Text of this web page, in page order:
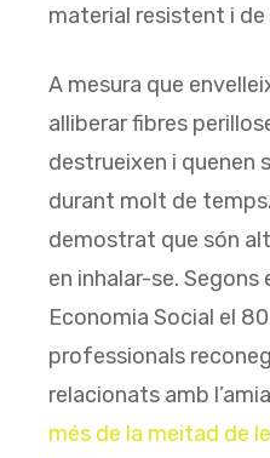
material resistent i
A mesura que
alliberar fibres
destrueixen i quenen
durant molt de
demostrat que són
en inhalar-se.
Economia Social el
professionals
relacionats amb
més de la meitad de